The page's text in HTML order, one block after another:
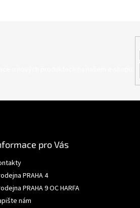
pro Vás
PRAHA 4
PRAHA 9 OC HARFA
nám